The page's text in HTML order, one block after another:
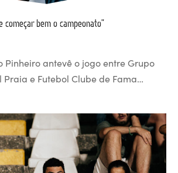
começar bem o campeonato”
Pinheiro antevê o jogo entre Grupo
Praia e Futebol Clube de Fama…